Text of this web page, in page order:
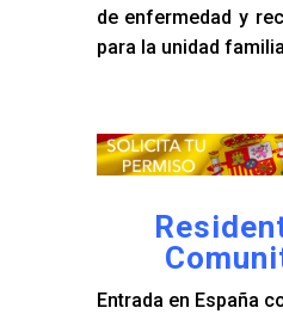
de enfermedad y
para la unidad
Entrada en España